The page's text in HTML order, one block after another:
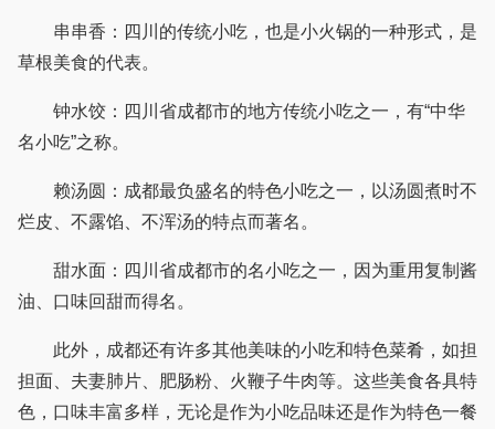
串串香：四川的传统小吃，也是小火锅的一种形式，是
草根美食的代表。
钟水饺：四川省成都市的地方传统小吃之一，有“中华
名小吃”之称。
赖汤圆：成都最负盛名的特色小吃之一，以汤圆煮时不
烂皮、不露馅、不浑汤的特点而著名。
甜水面：四川省成都市的名小吃之一，因为重用复制酱
油、口味回甜而得名。
此外，成都还有许多其他美味的小吃和特色菜肴，如担
担面、夫妻肺片、肥肠粉、火鞭子牛肉等。这些美食各具特
色，口味丰富多样，无论是作为小吃品味还是作为特色一餐